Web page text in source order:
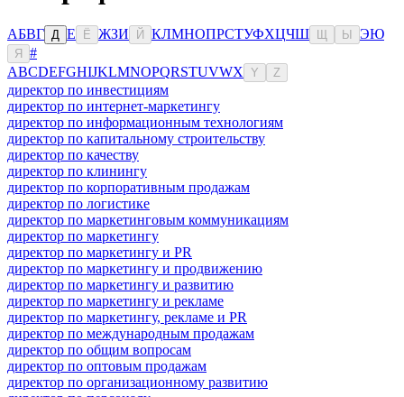
АБВГ Д Е Ё ЖЗИ Й КЛМНОПРСТУФХЦЧШ Ы ЭЮ
Я
#
ABCDEFGHIJKLMNOPQRSTUVWX Y Z
директор по инвестициям
директор по интернет-маркетингу
директор по информационным технологиям
директор по капитальному строительству
директор по качеству
директор по клинингу
директор по корпоративным продажам
директор по логистике
директор по маркетинговым коммуникациям
директор по маркетингу
директор по маркетингу и PR
директор по маркетингу и продвижению
директор по маркетингу и развитию
директор по маркетингу и рекламе
директор по маркетингу, рекламе и PR
директор по международным продажам
директор по общим вопросам
директор по оптовым продажам
директор по организационному развитию